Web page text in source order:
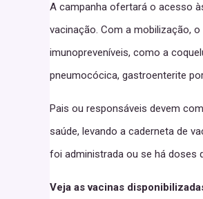
A campanha ofertará o acesso
vacinação. Com a mobilização,
imunopreveníveis, como a
pneumocócica, gastroenterite
Pais ou responsáveis devem
saúde, levando a caderneta de
foi administrada ou se há doses
Veja as vacinas